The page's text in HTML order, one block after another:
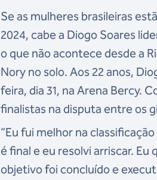
Se as mulheres brasileiras
2024, cabe a Diogo Soares
o que não acontece desde a
Nory no solo. Aos 22 anos,
feira, dia 31, na Arena Bercy.
finalistas na disputa entre os
“Eu fui melhor na
é final e eu resolvi arriscar.
objetivo foi concluído e